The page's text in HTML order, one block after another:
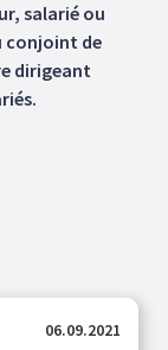
salarié ou
conjoint de
dirigeant
06.09.2021